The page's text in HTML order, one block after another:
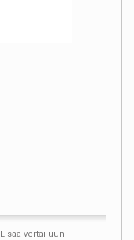
Lisää vertailuun